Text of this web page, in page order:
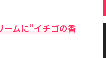
ムに”イチゴの香